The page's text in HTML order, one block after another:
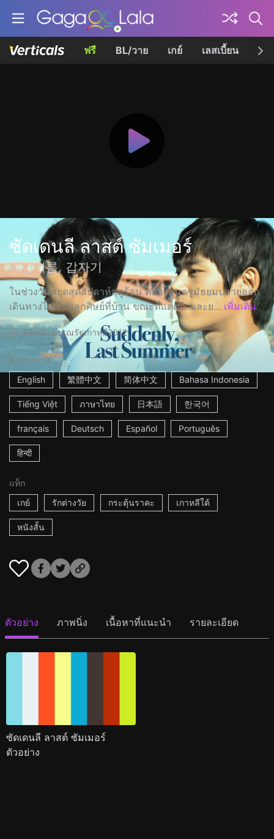
ฟรี BL/วาย เกย์ เลสเบี้ยน เค
ซัดเดนลี ลาสต์ ซัมเมอร์
지난여름, 갑자기
ในช่วงวันหยุดสุดสัปดาห์ฤดูร้อน คยองฮุนครูมัธยมปลายออก
เดินทางไปเยี่ยมลูกศิษย์ที่บ้าน ขณะที่แดดจ้าและย... เพิ่มเติม
37mสาธารณรัฐเกาหลี2012
คำบรรยาย
English
繁體中文 简体中文 Bahasa Indonesia
Tiếng Việt ภาษาไทย 日本語 한국어
français Deutsch Español Português
हिन्दी
แท็ก
เกย์
รักต่างวัย กระตุ้นราคะ เกาหลีใต้
หนังสั้น
ตัวอย่าง ภาพนิ่ง เนื้อหาที่แนะนำ รายละเอียด
ซัดเดนลี ลาสต์ ซัมเมอร์
ตัวอย่าง